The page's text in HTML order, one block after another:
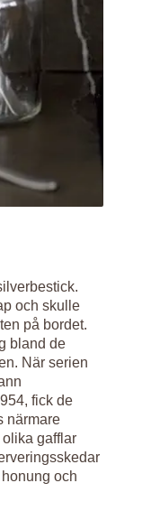
och skulle
på bordet.
bland de
När serien
fick de
närmare
gafflar
och